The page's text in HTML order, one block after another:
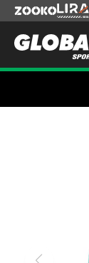
Zooko Lira